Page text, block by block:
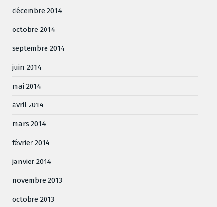
décembre 2014
octobre 2014
septembre 2014
juin 2014
mai 2014
avril 2014
mars 2014
février 2014
janvier 2014
novembre 2013
octobre 2013